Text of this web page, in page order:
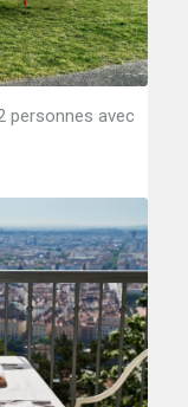
personnes avec